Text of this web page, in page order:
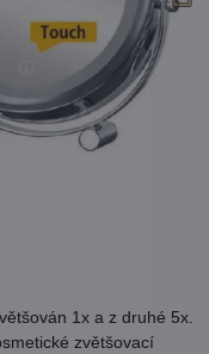
1x a z druhé 5x.
zvětšovací